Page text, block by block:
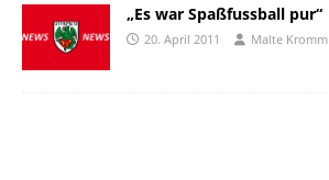
„Es war Spaßfussball pur“
20. April 2011 Malte Kromm